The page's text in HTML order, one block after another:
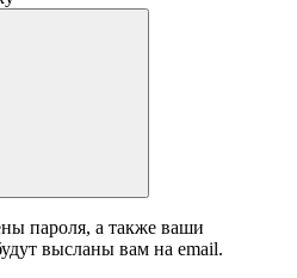
пароля, а также ваши
высланы вам на email.